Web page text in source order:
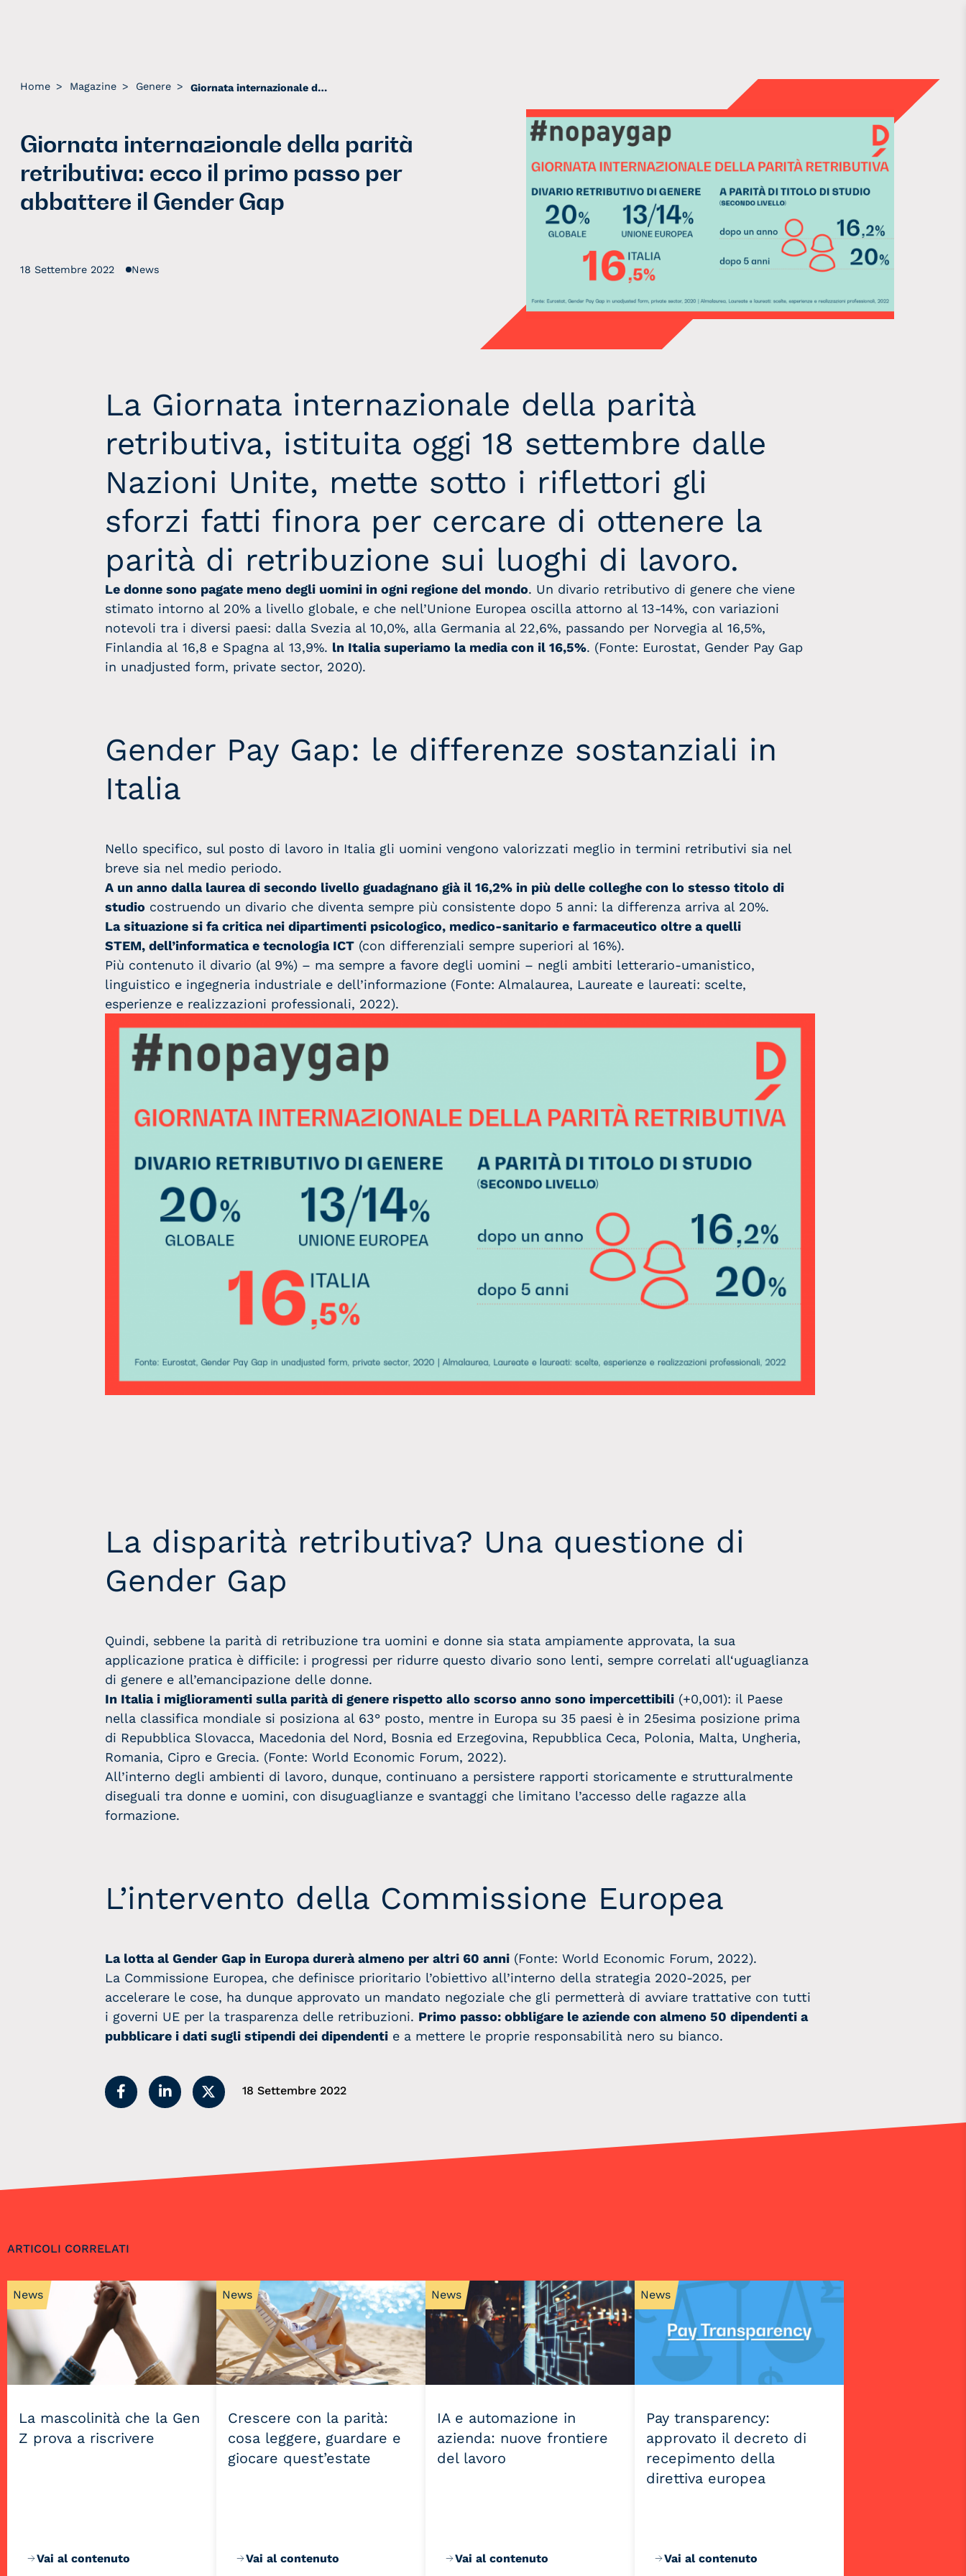
Home > Magazine > Genere > Giornata internazionale della parità retributiva: ecco il primo passo per abbattere il Gender Gap
Giornata internazionale della parità
retributiva: ecco il primo passo per
abbattere il Gender Gap
18 Settembre 2022 News
La Giornata internazionale della parità
retributiva, istituita oggi 18 settembre dalle
Nazioni Unite, mette sotto i riflettori gli
sforzi fatti finora per cercare di ottenere la
parità di retribuzione sui luoghi di lavoro.
Le donne sono pagate meno degli uomini in ogni regione del mondo. Un divario retributivo di genere che viene
stimato intorno al 20% a livello globale, e che nell’Unione Europea oscilla attorno al 13-14%, con variazioni
notevoli tra i diversi paesi: dalla Svezia al 10,0%, alla Germania al 22,6%, passando per Norvegia al 16,5%,
Finlandia al 16,8 e Spagna al 13,9%. ln Italia superiamo la media con il 16,5%. (Fonte: Eurostat, Gender Pay Gap
in unadjusted form, private sector, 2020).
Gender Pay Gap: le differenze sostanziali in
Italia
Nello specifico, sul posto di lavoro in Italia gli uomini vengono valorizzati meglio in termini retributivi sia nel
breve sia nel medio periodo.
A un anno dalla laurea di secondo livello guadagnano già il 16,2% in più delle colleghe con lo stesso titolo di
studio costruendo un divario che diventa sempre più consistente dopo 5 anni: la differenza arriva al 20%.
La situazione si fa critica nei dipartimenti psicologico, medico-sanitario e farmaceutico oltre a quelli
STEM, dell’informatica e tecnologia ICT (con differenziali sempre superiori al 16%).
Più contenuto il divario (al 9%) – ma sempre a favore degli uomini – negli ambiti letterario-umanistico,
linguistico e ingegneria industriale e dell’informazione (Fonte: Almalaurea, Laureate e laureati: scelte,
esperienze e realizzazioni professionali, 2022).
La disparità retributiva? Una questione di
Gender Gap
Quindi, sebbene la parità di retribuzione tra uomini e donne sia stata ampiamente approvata, la sua
applicazione pratica è difficile: i progressi per ridurre questo divario sono lenti, sempre correlati all‘uguaglianza
di genere e all’emancipazione delle donne.
In Italia i miglioramenti sulla parità di genere rispetto allo scorso anno sono impercettibili (+0,001): il Paese
nella classifica mondiale si posiziona al 63° posto, mentre in Europa su 35 paesi è in 25esima posizione prima
di Repubblica Slovacca, Macedonia del Nord, Bosnia ed Erzegovina, Repubblica Ceca, Polonia, Malta, Ungheria,
Romania, Cipro e Grecia. (Fonte: World Economic Forum, 2022).
All’interno degli ambienti di lavoro, dunque, continuano a persistere rapporti storicamente e strutturalmente
diseguali tra donne e uomini, con disuguaglianze e svantaggi che limitano l’accesso delle ragazze alla
formazione.
L’intervento della Commissione Europea
La lotta al Gender Gap in Europa durerà almeno per altri 60 anni (Fonte: World Economic Forum, 2022).
La Commissione Europea, che definisce prioritario l’obiettivo all’interno della strategia 2020-2025, per
accelerare le cose, ha dunque approvato un mandato negoziale che gli permetterà di avviare trattative con tutti
i governi UE per la trasparenza delle retribuzioni. Primo passo: obbligare le aziende con almeno 50 dipendenti a
pubblicare i dati sugli stipendi dei dipendenti e a mettere le proprie responsabilità nero su bianco.
18 Settembre 2022
ARTICOLI CORRELATI
News
La mascolinità che la Gen
Z prova a riscrivere
Vai al contenuto
News
Crescere con la parità:
cosa leggere, guardare e
giocare quest’estate
Vai al contenuto
News
IA e automazione in
azienda: nuove frontiere
del lavoro
Vai al contenuto
News
Pay transparency:
approvato il decreto di
recepimento della
direttiva europea
Vai al contenuto